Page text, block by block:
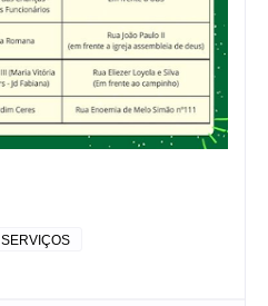
SERVIÇOS